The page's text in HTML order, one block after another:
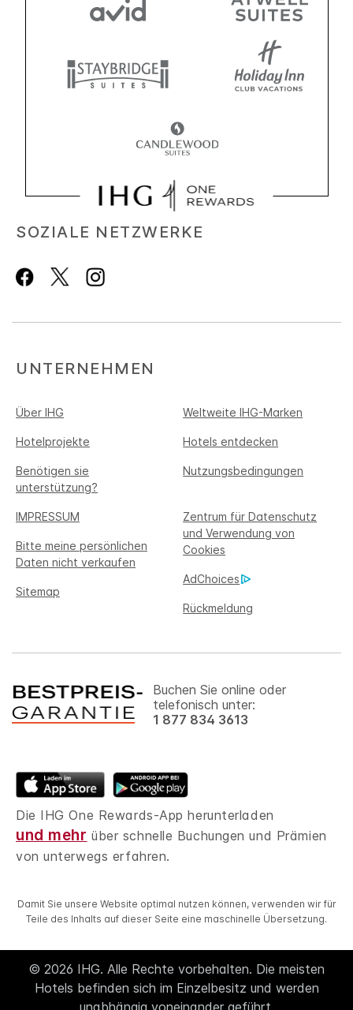
SOZIALE NETZWERKE
UNTERNEHMEN
Über IHG Weltweite IHG-Marken
Hotelprojekte Hotels entdecken
Benötigen sie
unterstützung?
Nutzungsbedingungen
IMPRESSUM
Zentrum für Datenschutz
und Verwendung von
Cookies
Bitte meine persönlichen
Daten nicht verkaufen
AdChoices
Sitemap
Rückmeldung
Buchen Sie online oder
telefonisch unter:
1 877 834 3613
Die IHG One Rewards-App herunterladen
und mehr über schnelle Buchungen und Prämien
von unterwegs erfahren.
Damit Sie unsere Website optimal nutzen können, verwenden wir für
Teile des Inhalts auf dieser Seite eine maschinelle Übersetzung.
© 2026 IHG. Alle Rechte vorbehalten. Die meisten
Hotels befinden sich im Einzelbesitz und werden